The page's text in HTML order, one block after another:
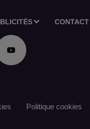
CONTACT
Politique cookies